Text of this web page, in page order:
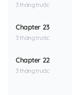
3 tháng trước
Chapter 23
3 tháng trước
Chapter 22
3 tháng trước